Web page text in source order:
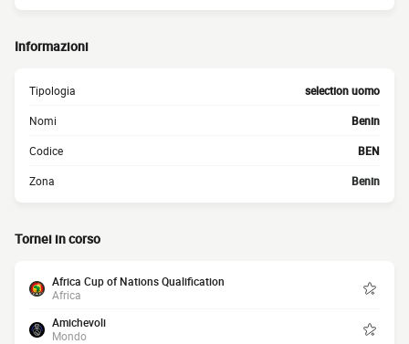
Informazioni
Tipologia selection uomo
Nomi Benin
Codice BEN
Zona Benin
Tornei in corso
Africa Cup of Nations Qualification
Africa
Amichevoli
Mondo